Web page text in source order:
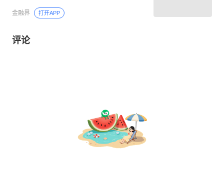
金融界 打开APP
评论